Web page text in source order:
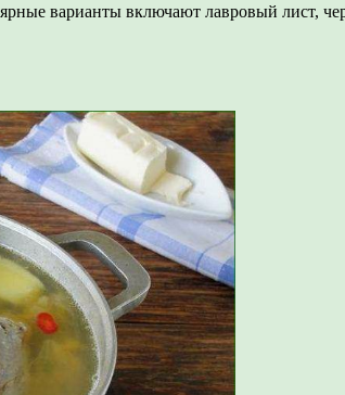
варианты включают лавровый лист,